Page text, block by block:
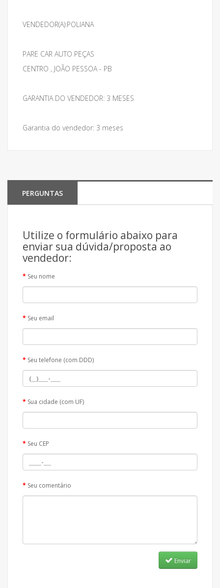
VENDEDOR(A):POLIANA
PARE CAR AUTO PEÇAS
CENTRO , JOÃO PESSOA - PB
GARANTIA DO VENDEDOR: 3 MESES
Garantia do vendedor: 3 meses
PERGUNTAS
Utilize o formulário abaixo para
enviar sua dúvida/proposta ao
vendedor:
Seu nome
Seu email
Seu telefone (com DDD)
Sua cidade (com UF)
Seu CEP
Seu comentário
Enviar